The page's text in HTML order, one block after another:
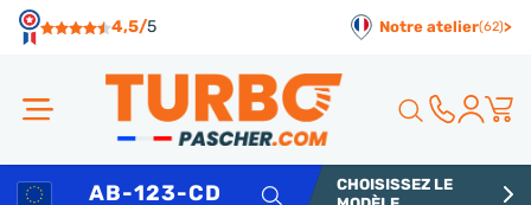
4,5/5 Notre atelier(62)>
CHOISISSEZ LE
Panneau de gestion des cookies